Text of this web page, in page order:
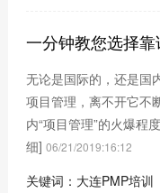
一分钟教您选择
无论是国际的，还是国
项目管理，离不开它不
内“项目管理”的火爆程
细] 06/21/2019:16:12
关键词：大连PMP培训